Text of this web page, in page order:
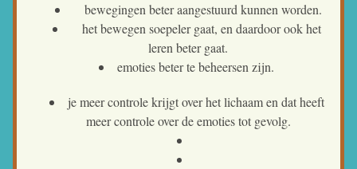
bewegingen beter aangestuurd kunnen worden.
het bewegen soepeler gaat, en daardoor ook het
leren beter gaat.
emoties beter te beheersen zijn.
je meer controle krijgt over het lichaam en dat heeft
meer controle over de emoties tot gevolg.